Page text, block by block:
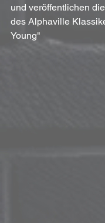
und veröffentlichen
des Alphaville
Young"